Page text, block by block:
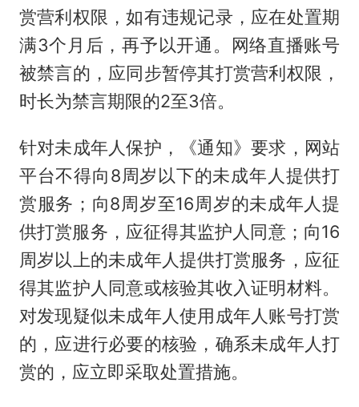
赏营利权限，如有违规记录，应在处置期
满3个月后，再予以开通。网络直播账号
被禁言的，应同步暂停其打赏营利权限，
时长为禁言期限的2至3倍。
针对未成年人保护，《通知》要求，网站
平台不得向8周岁以下的未成年人提供打
赏服务；向8周岁至16周岁的未成年人提
供打赏服务，应征得其监护人同意；向16
周岁以上的未成年人提供打赏服务，应征
得其监护人同意或核验其收入证明材料。
对发现疑似未成年人使用成年人账号打赏
的，应进行必要的核验，确系未成年人打
赏的，应立即采取处置措施。